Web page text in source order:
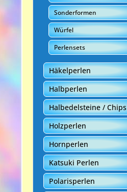
Sonderformen
Würfel
Perlensets
Häkelperlen
Halbperlen
Halbedelsteine / Chips
Holzperlen
Hornperlen
Katsuki Perlen
Polarisperlen